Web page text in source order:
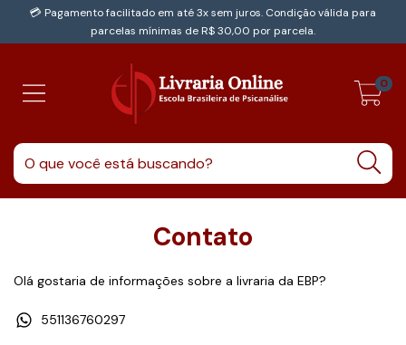
💳 Pagamento facilitado em até 3x sem juros. Condição válida para
parcelas mínimas de R$ 30,00 por parcela.
0
Contato
Olá gostaria de informações sobre a livraria da EBP?
551136760297